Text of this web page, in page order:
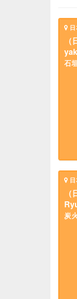
石
炭